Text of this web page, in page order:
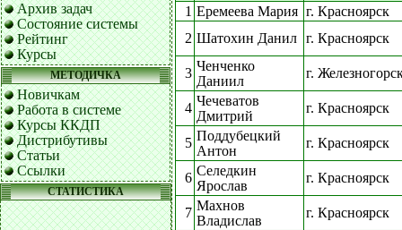
Архив задач
Состояние системы
Рейтинг
Курсы
МЕТОДИЧКА
Новичкам
Работа в системе
Курсы ККДП
Дистрибутивы
Статьи
Ссылки
СТАТИСТИКА
1 Еремеева Мария г. Красноярск
2 Шатохин Данил г. Красноярск
3 Ченченко
Даниил
г.
4 Чечеватов
Дмитрий
г. Красноярск
5 Поддубецкий
Антон
г. Красноярск
6 Селедкин
Ярослав
г. Красноярск
7 Махнов
Владислав
г. Красноярск